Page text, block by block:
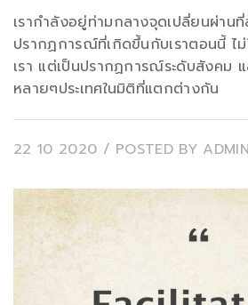
เรากำลังอยู่ท่ามกลางจุดเปลี่ยนผ่าน
ปรากฏการณ์ที่เกิดขึ้นกับเราตอนนี้ ไม่
เรา แต่เป็นปรากฏการณ์ระดับสังคม
หลายๆประเทศในมิติที่แตกต่างกัน
22 10 2020 / POSTED BY ADMIN